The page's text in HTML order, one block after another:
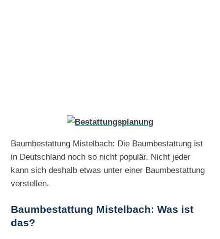
Baumbestattung Mistelbach: Die Baumbestattung ist
in Deutschland noch so nicht populär. Nicht jeder
kann sich deshalb etwas unter einer Baumbestattung
vorstellen.
Baumbestattung Mistelbach: Was ist
das?